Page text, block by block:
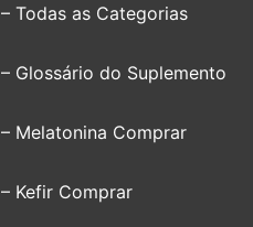
– Todas as Categorias
– Glossário do Suplemento
– Melatonina Comprar
– Kefir Comprar